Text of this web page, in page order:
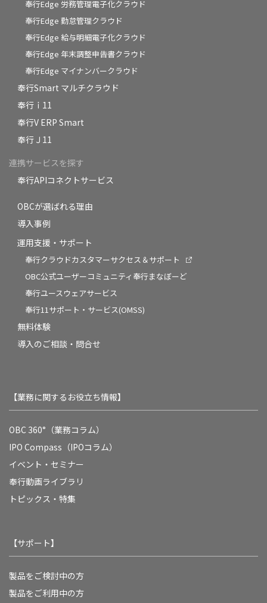
奉行Edge 労務管理電子化クラウド
奉行Edge 勤怠管理クラウド
奉行Edge 給与明細電子化クラウド
奉行Edge 年末調整申告書クラウド
奉行Edge マイナンバークラウド
奉行Smart マルチクラウド
奉行ｉ11
奉行V ERP Smart
奉行Ｊ11
連携サービスを探す
奉行APIコネクトサービス
OBCが選ばれる理由
導入事例
運用支援・サポート
奉行クラウドカスタマーサクセス＆サポート
OBC公式ユーザーコミュニティ奉行まなぼーど
奉行ユースウェアサービス
奉行11サポート・サービス(OMSS)
無料体験
導入のご相談・問合せ
【業務に関するお役立ち情報】
OBC 360°（業務コラム）
IPO Compass（IPOコラム）
イベント・セミナー
奉行動画ライブラリ
トピックス・特集
【サポート】
製品をご検討中の方
製品をご利用中の方